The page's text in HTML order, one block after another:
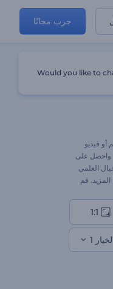
جرب مجانًا
أو فيديو
واحصل على
العلمي
المزيد. قم
1:1
1
Would you like to